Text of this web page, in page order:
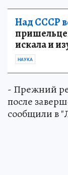
Над СССР
искала и
НАУКА
- Прежний
после
сообщили в